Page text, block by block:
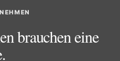
brauchen eine